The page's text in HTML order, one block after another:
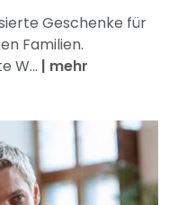
Geschenke für
Familien.
W... | mehr